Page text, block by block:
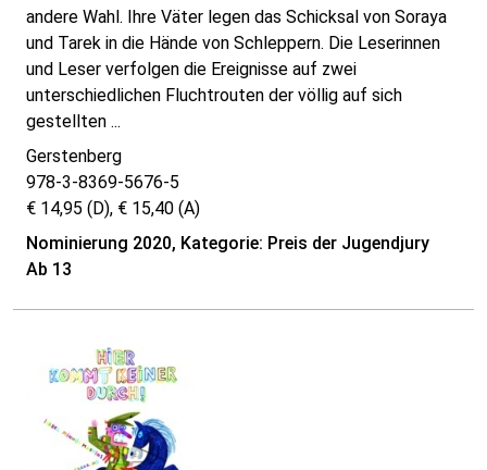
andere Wahl. Ihre Väter legen das Schicksal von Soraya
und Tarek in die Hände von Schleppern. Die Leserinnen
und Leser verfolgen die Ereignisse auf zwei
unterschiedlichen Fluchtrouten der völlig auf sich
gestellten ...
Gerstenberg
978-3-8369-5676-5
€ 14,95 (D), € 15,40 (A)
Nominierung 2020, Kategorie: Preis der Jugendjury
Ab 13